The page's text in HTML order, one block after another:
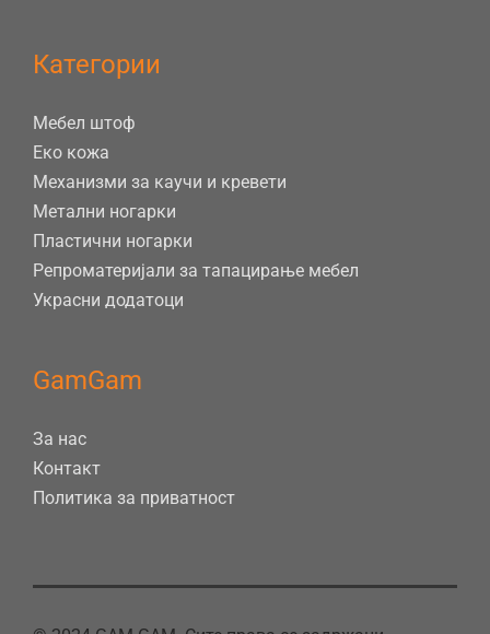
Категории
Мебел штоф
Еко кожа
Механизми за каучи и кревети
Метални ногарки
Пластични ногарки
Репроматеријали за тапацирање мебел
Украсни додатоци
GamGam
За нас
Контакт
Политика за приватност